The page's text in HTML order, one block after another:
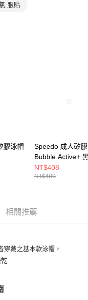
服貼
膠泳帽
Speedo 成人矽
Bubble Active+
NT$408
NT$480
相關推薦
戴之基本款泳帽，